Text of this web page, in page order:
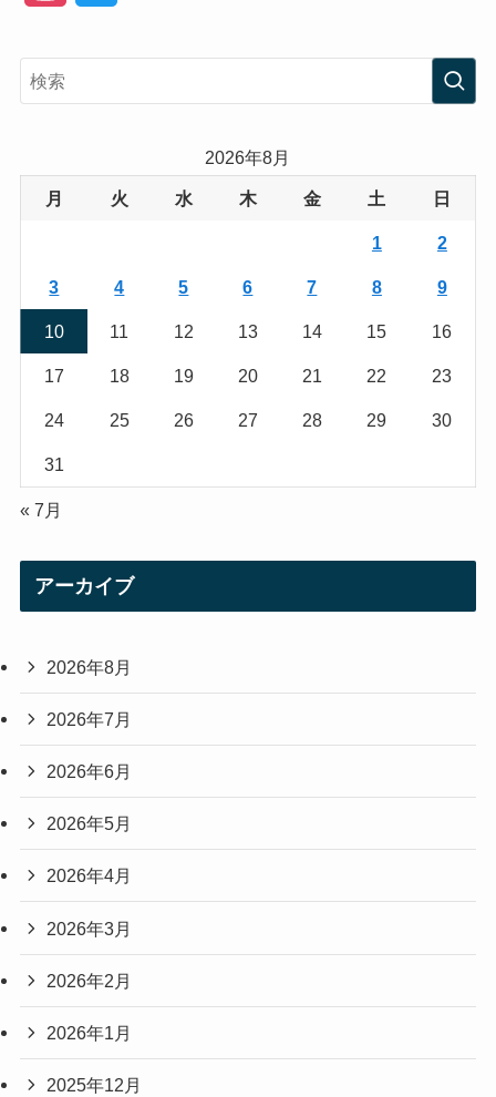
e
2026年8月
月 火 水 木 金 土 日
1 2
3 4 5 6 7 8 9
10 11 12 13 14 15 16
17 18 19 20 21 22 23
24 25 26 27 28 29 30
31
« 7月
アーカイブ
2026年8月
2026年7月
2026年6月
2026年5月
2026年4月
2026年3月
2026年2月
2026年1月
2025年12月